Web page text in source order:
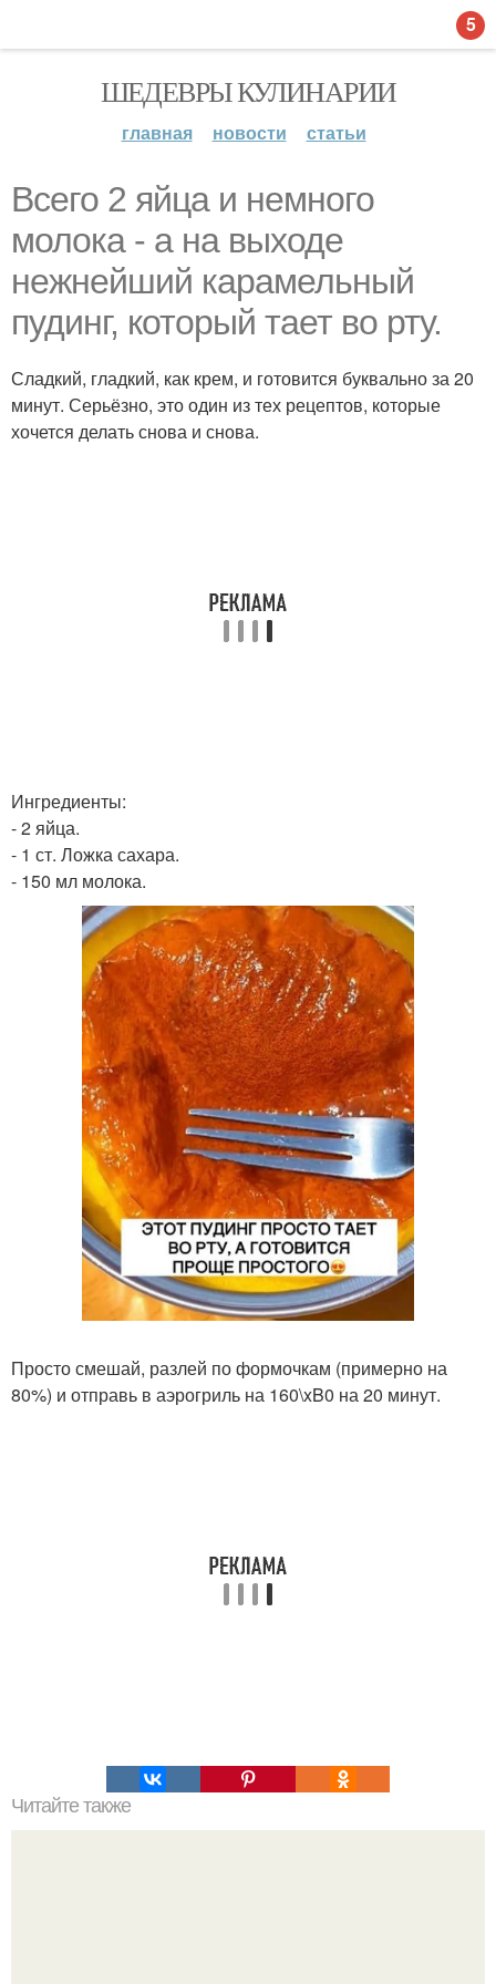
ШЕДЕВРЫ КУЛИНАРИИ
главная новости статьи
Всего 2 яйца и немного
молока - а на выходе
нежнейший карамельный
пудинг, который тает во рту.
Сладкий, гладкий, как крем, и готовится буквально за 20
минут. Серьёзно, это один из тех рецептов, которые
хочется делать снова и снова.
Ингредиенты:
- 2 яйца.
- 1 ст. Ложка сахара.
- 150 мл молока.
Просто смешай, разлей по формочкам (примерно на
80%) и отправь в аэрогриль на 160\xB0 на 20 минут.
Читайте также
5